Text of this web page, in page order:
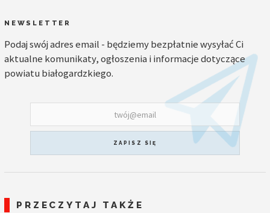
NEWSLETTER
Podaj swój adres email - będziemy bezpłatnie wysyłać Ci
aktualne komunikaty, ogłoszenia i informacje dotyczące
powiatu białogardzkiego.
ZAPISZ SIĘ
PRZECZYTAJ TAKŻE